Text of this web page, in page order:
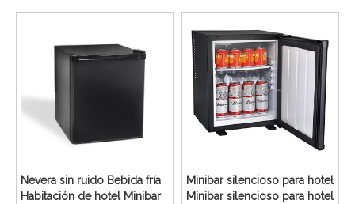
Nevera sin ruido Bebida fría
Habitación de hotel Minibar
Minibar silencioso para hotel
Minibar silencioso para hotel